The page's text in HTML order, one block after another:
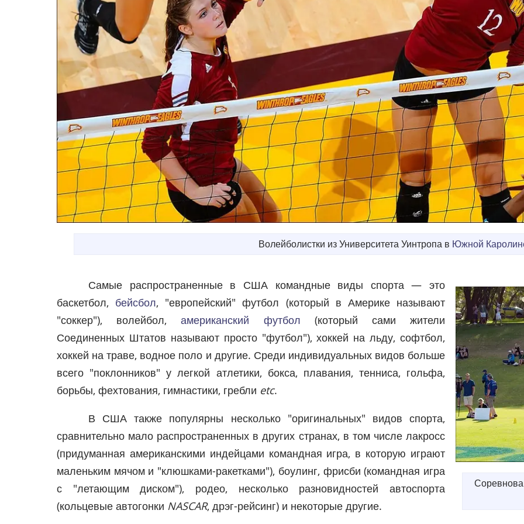
Волейболистки из Университета Уинтропа в Южной
Самые распространенные в США командные виды спорта — это
баскетбол, бейсбол, "европейский" футбол (который в Америке называют
"соккер"), волейбол,американский футбол (который сами жители
Соединенных Штатов называют просто "футбол"), хоккей на льду, софтбол,
хоккей на траве, водное поло и другие. Среди индивидуальных видов больше
всего "поклонников" у легкой атлетики, бокса, плавания, тенниса, гольфа,
борьбы, фехтования, гимнастики, гребли etc.
В США также популярны несколько "оригинальных" видов спорта,
сравнительно мало распространенных в других странах, в том числе лакросс
(придуманная американскими индейцами командная игра, в которую играют
маленьким мячом и "клюшками-ракетками"), боулинг, фрисби (командная игра
с "летающим диском"), родео, несколько разновидностей автоспорта
(кольцевые автогонки NASCAR, дрэг-рейсинг) и некоторые другие.